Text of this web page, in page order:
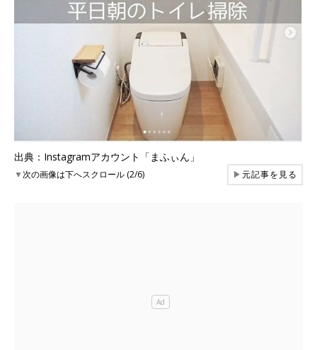
出典：Instagramアカウント「まふぃん」
▼次の画像は下へスクロール (2/6) ▶元記事を見る